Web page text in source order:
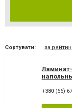
Сортувати: за
Ламинат-
+380 (66)